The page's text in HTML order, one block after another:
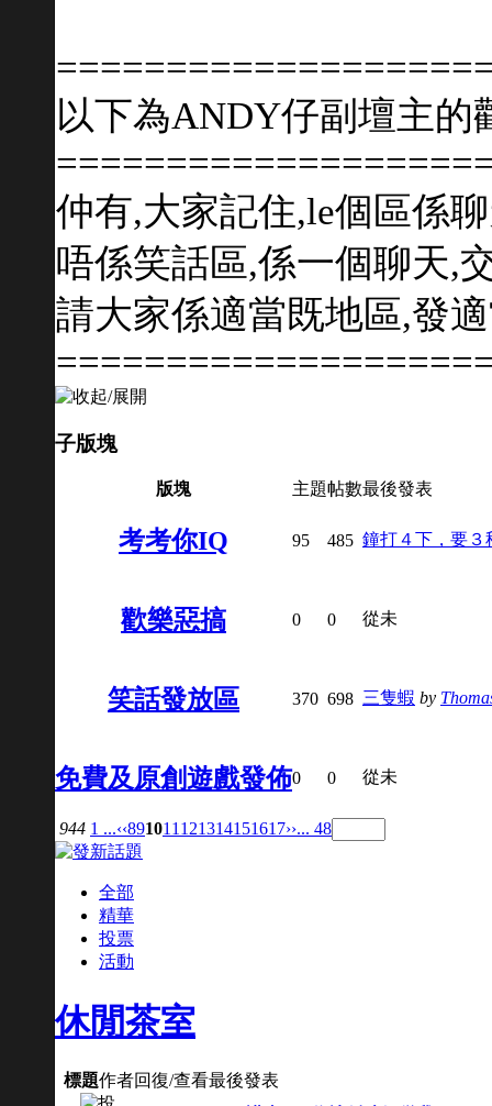
以下為ANDY仔副壇主的
仲有,大家記住,le個區係
唔係笑話區,係一個聊天,
請大家係適當既地區,發
子版塊
版塊 主題帖數最後發表
考考你IQ 95 485 鐘打４下，要３
歡樂惡搞 0 0 從未
笑話發放區 370 698 三隻蝦 by
免費及原創遊戲發佈0 0 從未
944 1 ...‹‹891011121314151617››... 48
全部
精華
投票
活動
休閒茶室
標題作者回復/查看最後發表